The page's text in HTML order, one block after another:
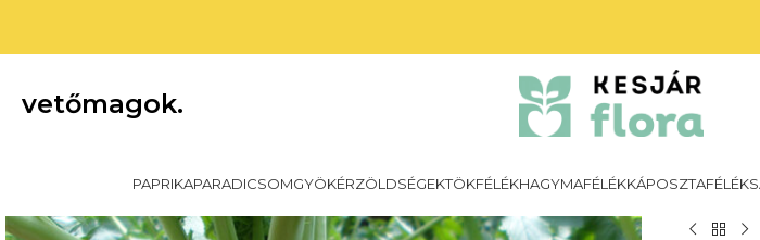
vetőmagok.
PAPRIKAPARADICSOMGYÖKÉRZÖLDSÉGEKTÖKFÉLÉKHAGYMAFÉLÉKKÁPOSZTAFÉLÉK